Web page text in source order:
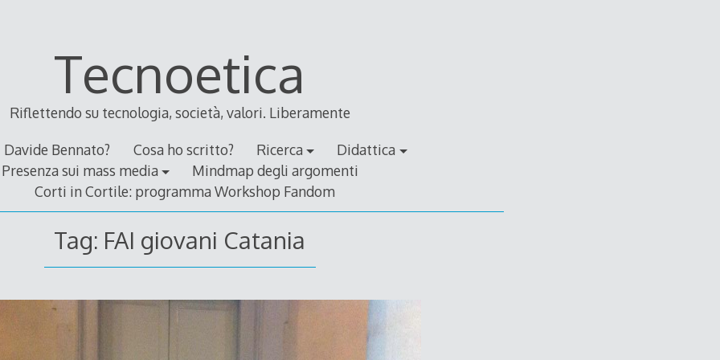
Tecnoetica
Riflettendo su tecnologia, società, valori. Liberamente
Davide Bennato? Cosa ho scritto? Ricerca
Didattica
Presenza sui mass media
Mindmap degli argomenti
Corti in Cortile: programma Workshop Fandom
Tag: FAI giovani Catania